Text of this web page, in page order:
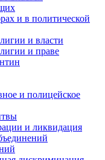
и в политической
и власти
и праве
и полицейское
и ликвидация